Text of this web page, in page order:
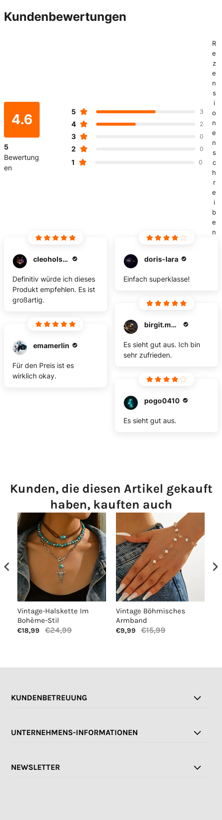
Kundenbewertungen
4.6
5
Bewertung
en
5 3
4 2
3 0
2 0
1 0
R
e
z
e
n
s
i
o
n
e
n
s
c
h
r
e
i
b
e
n
cleoholstein
Definitiv würde ich dieses
Produkt empfehlen. Es ist
großartig.
doris-lara
Einfach superklasse!
birgit.moeller8
Es sieht gut aus. Ich bin
sehr zufrieden.
emamerlin
Für den Preis ist es
wirklich okay.
pogo0410
Es sieht gut aus.
Kunden, die diesen Artikel gekauft
haben, kauften auch
Vintage-Halskette Im
Bohème-Stil
€18,99 €24,99
Vintage Böhmisches
Armband
€9,99 €15,99
KUNDENBETREUUNG
UNTERNEHMENS-INFORMATIONEN
NEWSLETTER